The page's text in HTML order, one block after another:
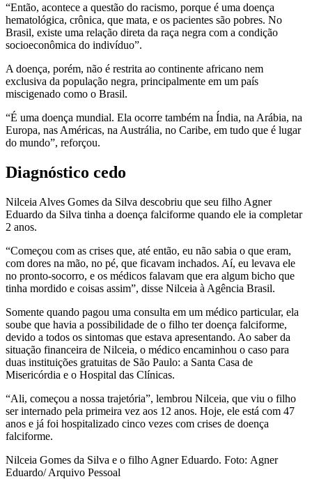
“Então, acontece a questão do racismo, porque é uma doença
hematológica, crônica, que mata, e os pacientes são pobres. No
Brasil, existe uma relação direta da raça negra com a condição
socioeconômica do indivíduo”.
A doença, porém, não é restrita ao continente africano nem
exclusiva da população negra, principalmente em um país
miscigenado como o Brasil.
“É uma doença mundial. Ela ocorre também na Índia, na Arábia, na
Europa, nas Américas, na Austrália, no Caribe, em tudo que é lugar
do mundo”, reforçou.
Diagnóstico cedo
Nilceia Alves Gomes da Silva descobriu que seu filho Agner
Eduardo da Silva tinha a doença falciforme quando ele ia completar
2 anos.
“Começou com as crises que, até então, eu não sabia o que eram,
com dores na mão, no pé, que ficavam inchados. Aí, eu levava ele
no pronto-socorro, e os médicos falavam que era algum bicho que
tinha mordido e coisas assim”, disse Nilceia à Agência Brasil.
Somente quando pagou uma consulta em um médico particular, ela
soube que havia a possibilidade de o filho ter doença falciforme,
devido a todos os sintomas que estava apresentando. Ao saber da
situação financeira de Nilceia, o médico encaminhou o caso para
duas instituições gratuitas de São Paulo: a Santa Casa de
Misericórdia e o Hospital das Clínicas.
“Ali, começou a nossa trajetória”, lembrou Nilceia, que viu o filho
ser internado pela primeira vez aos 12 anos. Hoje, ele está com 47
anos e já foi hospitalizado cinco vezes com crises de doença
falciforme.
Nilceia Gomes da Silva e o filho Agner Eduardo. Foto: Agner
Eduardo/ Arquivo Pessoal